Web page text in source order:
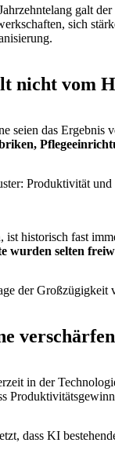
galt
sich
nicht vom
seien das
Produktivität
ist historisch fast
wurden selten
der Großzügigkeit
in der
dass KI